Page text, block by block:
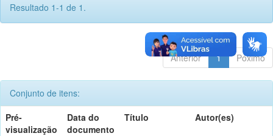
Resultado 1-1 de 1.
Anterior 1 Póximo
Conjunto de itens:
Pré-
visualização
Data do
documento
Título Autor(es)